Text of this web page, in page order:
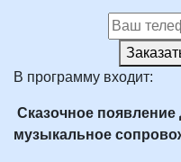
В программу входит:
Сказочное
музыкальное